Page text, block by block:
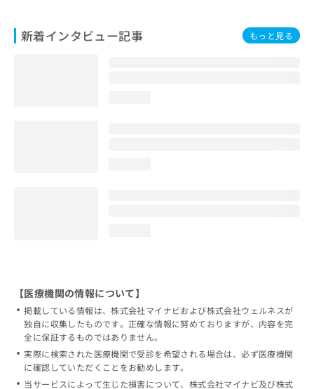
新着インタビュー記事 もっと見る
【医療機関の情報について】
掲載している情報は、株式会社マイナビおよび株式会社ウェルネスが
独自に収集したものです。正確な情報に努めておりますが、内容を完
全に保証するものではありません。
実際に検索された医療機関で受診を希望される場合は、必ず医療機関
に確認していただくことをお勧めします。
当サービスによって生じた損害について、株式会社マイナビ及び株式